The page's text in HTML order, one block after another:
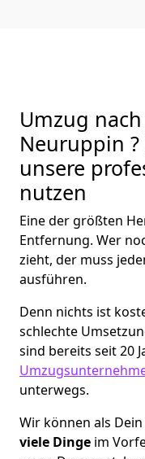
Umzug
Neuruppin
unsere
nutzen
Eine der größten
Entfernung. Wer
zieht, der muss
ausführen.
Denn nichts ist
schlechte
sind bereits seit 20
unterwegs.
Wir können als
viele Dinge im